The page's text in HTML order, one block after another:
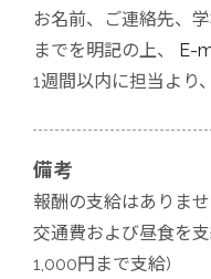
お名前、ご連絡先、
までを明記の上、 E-
1週間以内に担当より
備考
報酬の支給はありませ
交通費および昼食を
1,000円まで支給)